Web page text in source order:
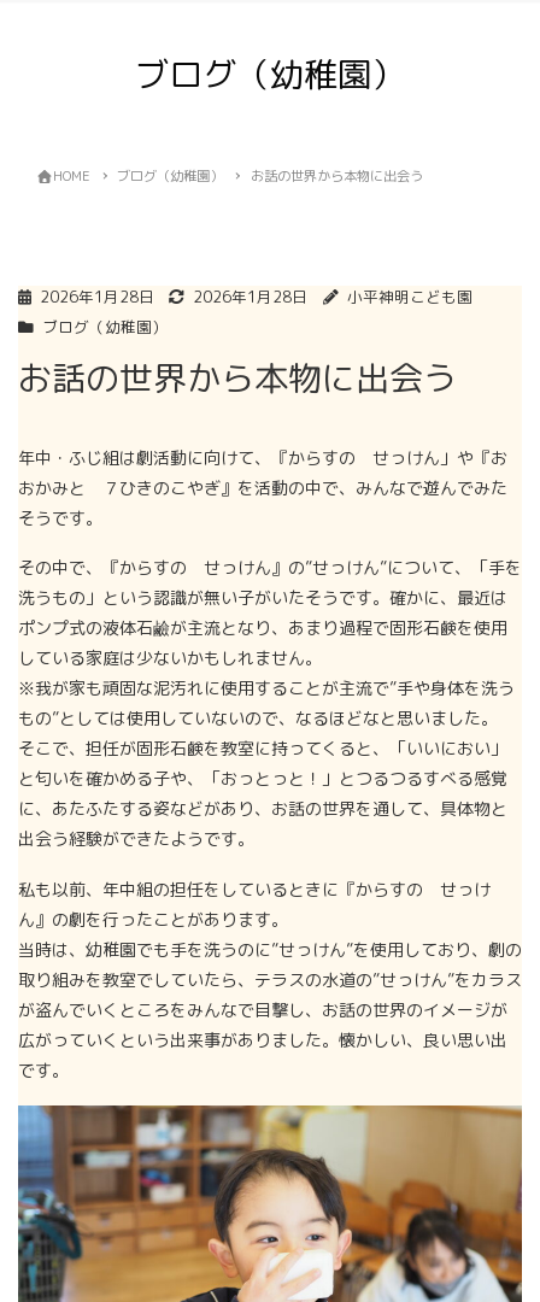
ブログ（幼稚園）
HOME ブログ（幼稚園） お話の世界から本物に出会う
2026年1月28日 2026年1月28日
小平神明こども園
ブログ（幼稚園）
お話の世界から本物に出会う
年中・ふじ組は劇活動に向けて、『からすの せっけん」や『お
おかみと ７ひきのこやぎ』を活動の中で、みんなで遊んでみた
そうです。
その中で、『からすの せっけん』の”せっけん”について、「手を
洗うもの」という認識が無い子がいたそうです。確かに、最近は
ポンプ式の液体石鹼が主流となり、あまり過程で固形石鹸を使用
している家庭は少ないかもしれません。
※我が家も頑固な泥汚れに使用することが主流で”手や身体を洗う
もの”としては使用していないので、なるほどなと思いました。
そこで、担任が固形石鹸を教室に持ってくると、「いいにおい」
と匂いを確かめる子や、「おっとっと！」とつるつるすべる感覚
に、あたふたする姿などがあり、お話の世界を通して、具体物と
出会う経験ができたようです。
私も以前、年中組の担任をしているときに『からすの せっけ
ん』の劇を行ったことがあります。
当時は、幼稚園でも手を洗うのに”せっけん”を使用しており、劇の
取り組みを教室でしていたら、テラスの水道の”せっけん”をカラス
が盗んでいくところをみんなで目撃し、お話の世界のイメージが
広がっていくという出来事がありました。懐かしい、良い思い出
です。